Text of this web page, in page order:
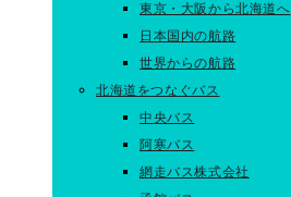
東京・大阪から北海道へ
日本国内の航路
世界からの航路​
北海道をつなぐバス
中央バス
阿寒バス
網走バス株式会社